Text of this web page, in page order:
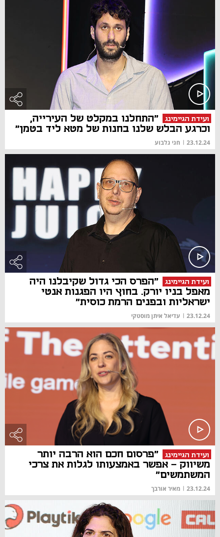
ועידת הגיימינג
"התחלנו במקלט של העירייה,
וכרגע הבלש שלנו בחנות של מטא ליד בטמן"
23.12.24
| חגי גלבוע
ועידת הגיימינג
"הפרס הכי גדול שקיבלנו היה
מאפל בניו יורק. בחוץ היו הפגנות אנטי
ישראליות ובפנים הרמת כוסית"
23.12.24
| עדיאל איתן מוסטקי
ועידת הגיימינג
"פרסום חכם הוא הרבה יותר
משיווק - אפשר באמצעותו לגלות את צרכי
המשתמשים"
23.12.24
| מאיר אורבך